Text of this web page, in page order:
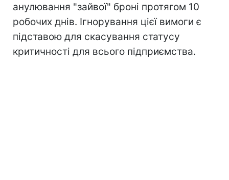
анулювання "зайвої" броні протягом 10
робочих днів. Ігнорування цієї вимоги є
підставою для скасування статусу
критичності для всього підприємства.